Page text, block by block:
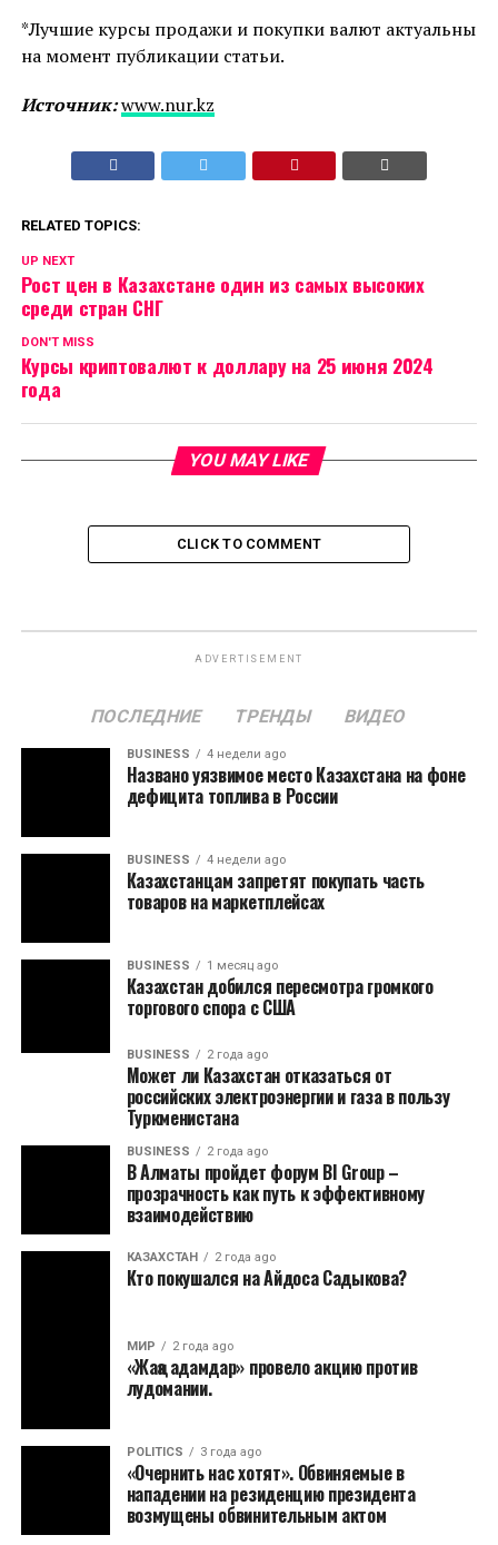
*Лучшие курсы продажи и покупки валют актуальны
на момент публикации статьи.
Источник:www.nur.kz
RELATED TOPICS:
UP NEXT
Рост цен в Казахстане один из самых высоких
среди стран СНГ
DON'T MISS
Курсы криптовалют к доллару на 25 июня 2024
года
YOU MAY LIKE
CLICK TO COMMENT
ADVERTISEMENT
ПОСЛЕДНИЕ ТРЕНДЫ ВИДЕО
BUSINESS 4 недели ago
Названо уязвимое место Казахстана на фоне
дефицита топлива в России
BUSINESS 4 недели ago
Казахстанцам запретят покупать часть
товаров на маркетплейсах
BUSINESS 1 месяц ago
Казахстан добился пересмотра громкого
торгового спора с США
BUSINESS 2 года ago
Может ли Казахстан отказаться от
российских электроэнергии и газа в пользу
Туркменистана
BUSINESS 2 года ago
В Алматы пройдет форум BI Group –
прозрачность как путь к эффективному
взаимодействию
КАЗАХСТАН 2 года ago
Кто покушался на Айдоса Садыкова?
МИР 2 года ago
«Жаңа адамдар» провело акцию против
лудомании.
POLITICS 3 года ago
«Очернить нас хотят». Обвиняемые в
нападении на резиденцию президента
возмущены обвинительным актом